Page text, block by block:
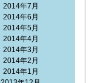
2014年7月
2014年6月
2014年5月
2014年4月
2014年3月
2014年2月
2014年1月